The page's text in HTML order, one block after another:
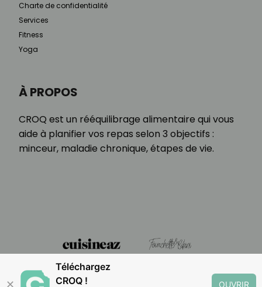
À PROPOS
CROQ est un rééquilibrage alimentaire qui vous
aide à planifier vos repas selon 3 objectifs :
minceur, maladie chronique, étapes de vie.
Charte de confidentialité
Services
Fitness
Yoga
✕
Téléchargez
CROQ !
OUVRIR